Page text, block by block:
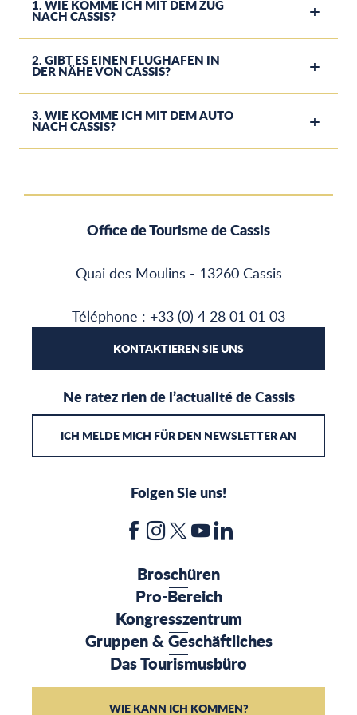
1. WIE KOMME ICH MIT DEM ZUG
NACH CASSIS?
2. GIBT ES EINEN FLUGHAFEN IN
DER NÄHE VON CASSIS?
3. WIE KOMME ICH MIT DEM AUTO
NACH CASSIS?
Office de Tourisme de Cassis
Quai des Moulins - 13260 Cassis
Téléphone : +33 (0) 4 28 01 01 03
KONTAKTIEREN SIE UNS
Ne ratez rien de l’actualité de Cassis
ICH MELDE MICH FÜR DEN NEWSLETTER AN
Folgen Sie uns!
Broschüren
Pro-Bereich
Kongresszentrum
Gruppen & Geschäftliches
Das Tourismusbüro
WIE KANN ICH KOMMEN?